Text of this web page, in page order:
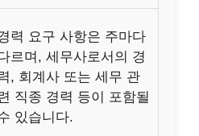
력 요구 사항은 주마다
르며, 세무사로서의 경
, 회계사 또는 세무 관
직종 경력 등이 포함될
있습니다.